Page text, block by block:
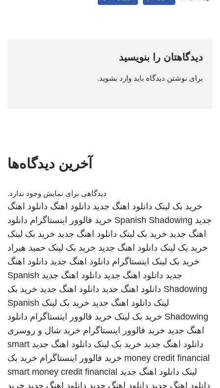
دیدگاهتان را بنویسید
برای نوشتن دیدگاه باید وارد بشوید.
آخرین دیدگاه‌ها
دیدگاهی برای نمایش وجود ندارد.
خرید بک لینک دانلود اهنگ جدید دانلود اهنگ دانلود اهنگ
جدید Spanish Shadowing خرید فالوور اینستاگرام دانلود
اهنگ جدید خرید بک لینک دانلود اهنگ جدید خرید بک لینک
خرید بک لینک دانلود اهنگ جدید خرید بک لینک حمید هیراد
خرید بک لینک اینستاگرام دانلود اهنگ جدید دانلود اهنگ
جدید دانلود اهنگ جدید دانلود اهنگ جدید Spanish
Shadowing دانلود اهنگ جدید دانلود اهنگ جدید خرید بک
لینک دانلود اهنگ جدید خرید بک لینک Spanish
Shadowing خرید بک لینک خرید فالوور اینستاگرام دانلود
اهنگ جدید خرید فالوور اینستاگرام خرید شال و روسری
دانلود اهنگ جدید خرید بک لینک دانلود اهنگ جدید smart
money credit financial خرید فالوور اینستاگرام خرید بک
لینک دانلود اهنگ جدید smart money credit financial
دانلود اهنگ جدید دانلود اهنگ جدید دانلود اهنگ جدید خرید